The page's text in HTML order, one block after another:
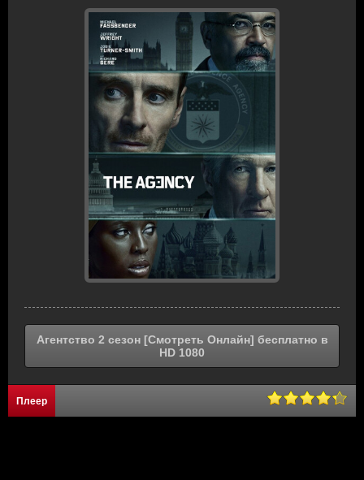
Агентство 2 сезон [Смотреть Онлайн] бесплатно в
HD 1080
Плеер